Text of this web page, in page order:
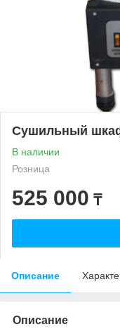
Сушильный
В наличии
Розница
525 000 ₸
Описание
Описание